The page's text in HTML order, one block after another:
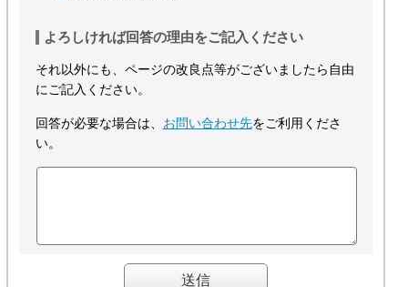
よろしければ回答の理由をご記入ください
それ以外にも、ページの改良点等がございましたら自由
にご記入ください。
回答が必要な場合は、 お問い合わせ先をご利用くださ
い。